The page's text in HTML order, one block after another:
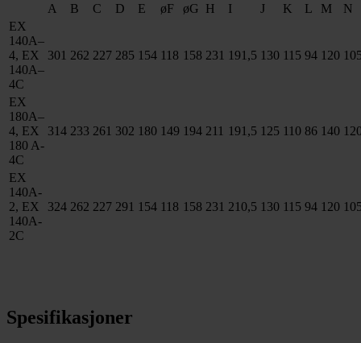
A B C D E øF øG H I J K L M
N
EX
140A–
4, EX
140A–
4C
301 262 227 285 154 118 158 231 191,5 130 115 94 120
EX
180A–
4, EX
180 A-
4C
314 233 261 302 180 149 194 211 191,5 125 110 86 140
EX
140A-
2, EX
140A-
2C
324 262 227 291 154 118 158 231 210,5 130 115 94 120
Spesifikasjoner